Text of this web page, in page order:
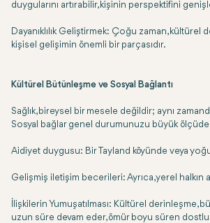
duygularını artırabilir, kişinin perspektifini
Dayanıklılık Geliştirmek: Çoğu zaman,
kişisel gelişimin önemli bir parçasıdır.
Kültürel Bütünleşme ve Sosyal Bağlantı
Sağlık, bireysel bir mesele değildir; aynı
Sosyal bağlar genel durumunuzu büyük
Aidiyet duygusu: Bir Tayland köyünde veya
Gelişmiş iletişim becerileri: Ayrıca, yerel
İlişkilerin Yumuşatılması: Kültürel
uzun süre devam eder, ömür boyu süren